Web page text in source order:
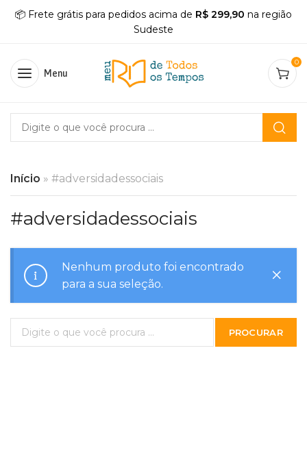
📦 Frete grátis para pedidos acima de R$ 299,90 na região
Sudeste
Menu
0
Início » #adversidadessociais
#adversidadessociais
Nenhum produto foi encontrado
para a sua seleção.
PROCURAR